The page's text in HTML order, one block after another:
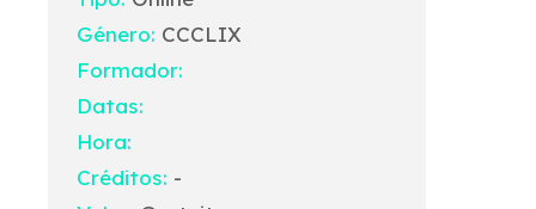
Género: CCCLIX
Formador:
Datas:
Hora:
Créditos: -